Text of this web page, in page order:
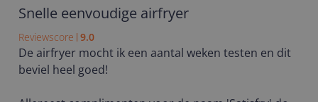
Snelle eenvoudige airfryer
Reviewscore 9.0
De airfryer mocht ik een aantal weken testen en dit
beviel heel goed!